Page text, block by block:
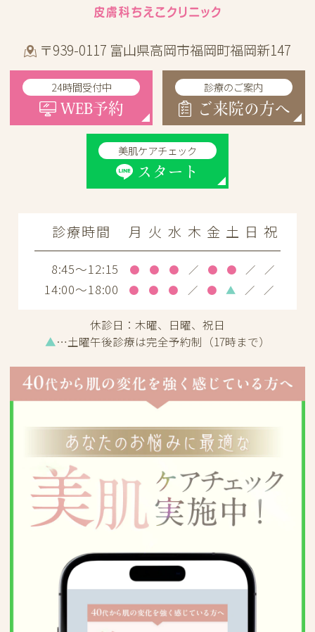
〒939-0117 富山県高岡市福岡町福岡新147
24時間受付中
WEB予約
診療のご案内
ご来院の方へ
美肌ケアチェック
スタート
診療時間 月 火 水 木 金 土 日 祝
8:45～12:15 ● ● ● ／ ● ● ／ ／
14:00～18:00 ● ● ● ／ ● ▲ ／ ／
休診日： 木曜、日曜、祝日
▲…土曜午後診療は完全予約制（17時まで）